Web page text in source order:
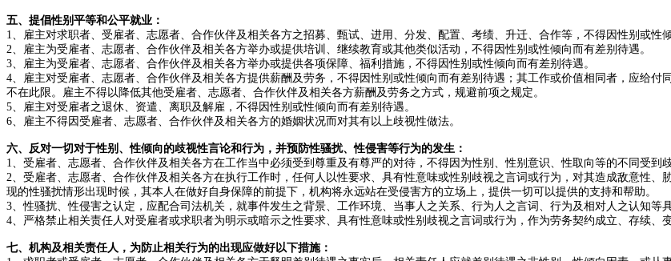
五、提倡性别平等和公平就业：
1、雇主对求职者、受雇者、志愿者、合作伙伴及相关各方之招募、甄试、进用、分发、配置、考绩、升迁、合作等，不得因性别或性
2、雇主为受雇者、志愿者、合作伙伴及相关各方举办或提供培训、继续教育或其他类似活动，不得因性别或性倾向而有差别待遇。
3、雇主为受雇者、志愿者、合作伙伴及相关各方举办或提供各项保障、福利措施，不得因性别或性倾向而有差别待遇。
4、雇主对受雇者、志愿者、合作伙伴及相关各方提供薪酬及劳务，不得因性别或性倾向而有差别待遇；其工作或价值相同者，应给
不在此限。雇主不得以降低其他受雇者、志愿者、合作伙伴及相关各方薪酬及劳务之方式，规避前项之规定。
5、雇主对受雇者之退休、资遣、离职及解雇，不得因性别或性倾向而有差别待遇。
6、雇主不得因受雇者、志愿者、合作伙伴及相关各方的婚姻状况而对其有以上歧视性做法。
六、反对一切对于性别、性倾向的歧视性言论和行为，并预防性骚扰、性侵害等行为的发生：
1、受雇者、志愿者、合作伙伴及相关各方在工作当中必须受到尊重及有尊严的对待，不得因为性别、性别意识、性取向等的不同受到
2、受雇者、志愿者、合作伙伴及相关各方在执行工作时，任何人以性要求、具有性意味或性别歧视之言词或行为，对其造成敌意性
现的性骚扰情形出现时候，其本人在做好自身保障的前提下，机构将永远站在受侵害方的立场上，提供一切可以提供的支持和帮助。
3、性骚扰、性侵害之认定，应配合司法机关，就事件发生之背景、工作环境、当事人之关系、行为人之言词、行为及相对人之认知等
4、严格禁止相关责任人对受雇者或求职者为明示或暗示之性要求、具有性意味或性别歧视之言词或行为，作为劳务契约成立、存续、
七、机构及相关责任人，为防止相关行为的出现应做好以下措施：